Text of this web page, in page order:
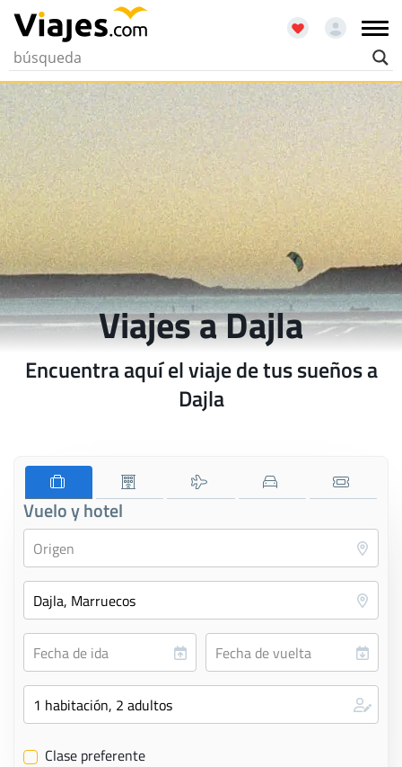
Viajes a Dajla
Encuentra aquí el viaje de tus sueños a
Dajla
Vuelo y hotel
✔ Clase preferente